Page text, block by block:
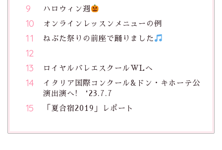
ハロウィン週
オンラインレッスンメニューの例
ねぶた祭りの前座で踊りました
ロイヤルバレエスクールWLへ
イタリア国際コンクール&ドン・キホーテ公
演出演へ! ‘23.7.7
「夏合宿2019」レポート